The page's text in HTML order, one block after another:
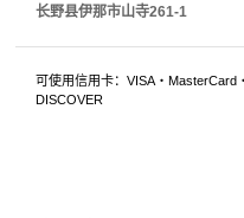
长野县伊那市山寺261-1
可使用信用卡：VISA・MasterCard
DISCOVER